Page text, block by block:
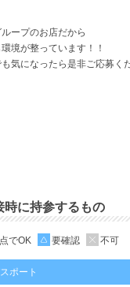
ープのお店だから
境が整っています！！
も気になったら是非ご応募く
時に持参するもの
でOK 要確認 不可
ポート